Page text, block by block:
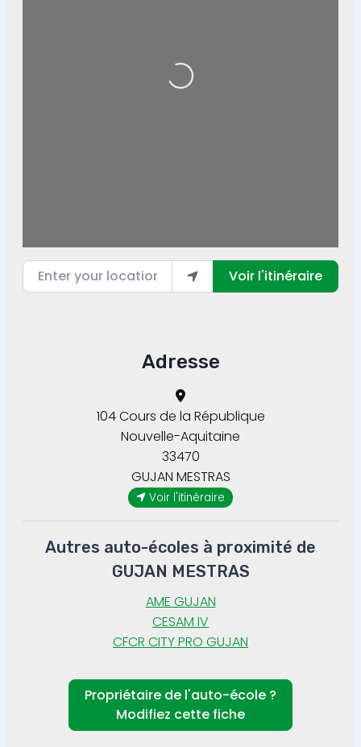
Loading...
Enter your location
Voir l'itinéraire
Adresse
104 Cours de la République
GUJAN MESTRAS
Nouvelle-Aquitaine
33470
Voir l'itinéraire
Autres auto-écoles à proximité de
GUJAN MESTRAS
AME GUJAN
CESAM IV
CFCR CITY PRO GUJAN
Propriétaire de l'auto-école ?
Modifiez cette fiche